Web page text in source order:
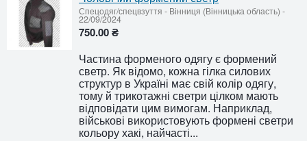
Спецодяг/спецвзуття - Вінниця (Вінницька область) -
22/09/2024
750.00 ₴
Частина форменого одягу є формений
светр. Як відомо, кожна гілка силових
структур в Україні має свій колір одягу,
тому й трикотажні светри цілком мають
відповідати цим вимогам. Наприклад,
військові використовують формені светри
кольору хакі, найчасті...